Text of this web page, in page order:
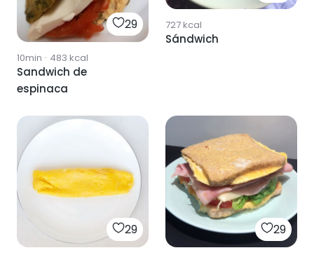
29
10min · 483 kcal
Sandwich de
espinaca
727kcal
Sándwich
29 29